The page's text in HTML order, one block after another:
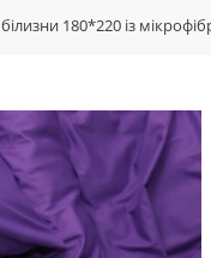
180*220 із